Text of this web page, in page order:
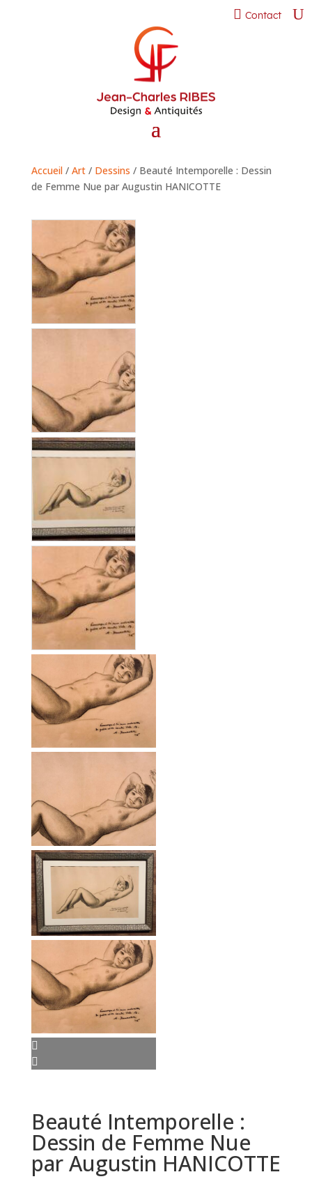
Contact
Accueil/ Art/ Dessins / Beauté Intemporelle : Dessin
de Femme Nue par Augustin HANICOTTE
Beauté Intemporelle :
Dessin de Femme Nue
par Augustin HANICOTTE